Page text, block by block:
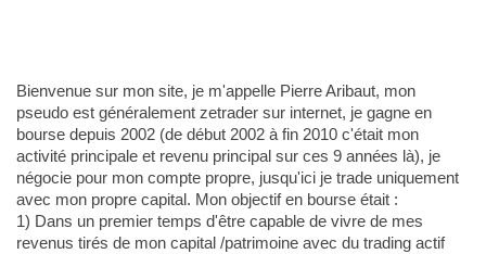
Bienvenue sur mon site, je m'appelle Pierre Aribaut, mon
pseudo est généralement zetrader sur internet, je gagne en
bourse depuis 2002 (de début 2002 à fin 2010 c'était mon
activité principale et revenu principal sur ces 9 années là), je
négocie pour mon compte propre, jusqu'ici je trade uniquement
avec mon propre capital. Mon objectif en bourse était :
1) Dans un premier temps d'être capable de vivre de mes
revenus tirés de mon capital /patrimoine avec du trading actif